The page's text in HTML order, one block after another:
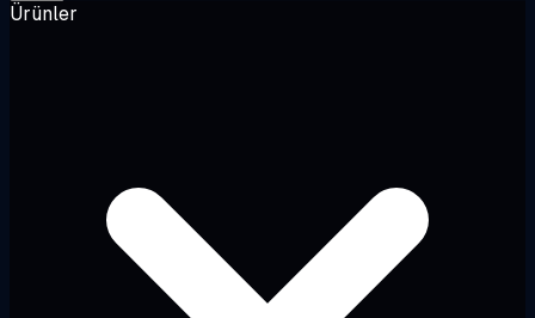
Ürünler